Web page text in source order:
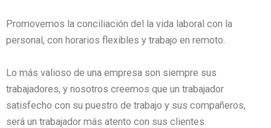
Promovemos la conciliación del la vida laboral con la
personal, con horarios flexibles y trabajo en remoto.
Lo más valioso de una empresa son siempre sus
trabajadores, y nosotros creemos que un trabajador
satisfecho con su puestro de trabajo y sus compañeros,
será un trabajador más atento con sus clientes.